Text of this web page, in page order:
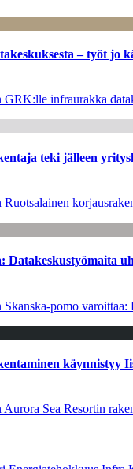
– työt jo
infraurakka
teki jälleen
Datakeskustyömaita
pomo varoittaa:
käynnistyy
Sea Resortin